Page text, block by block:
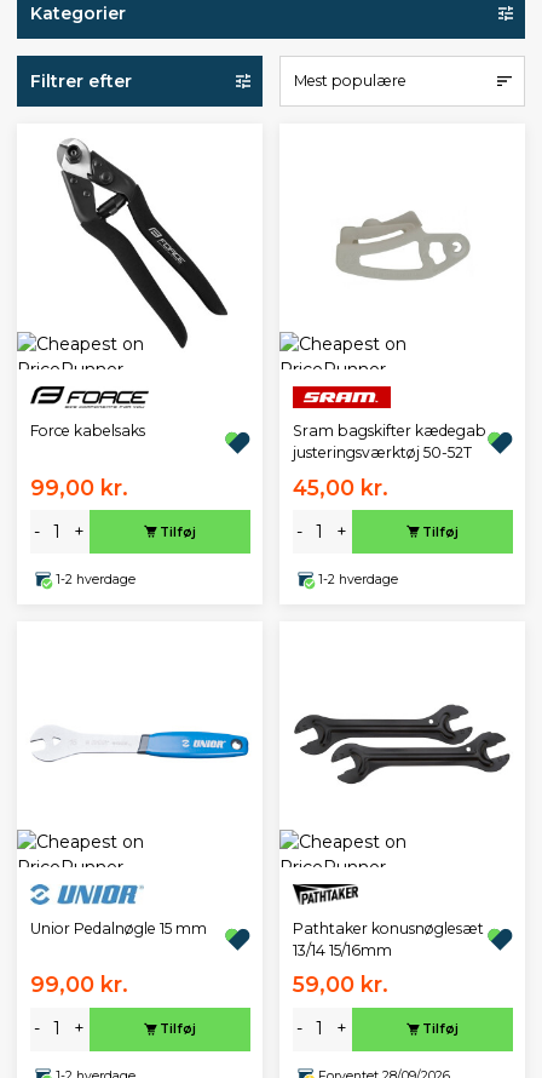
Kategorier
Filtrer efter Mest populære
Force kabelsaks
99,00 kr.
- + Tilføj
1-2 hverdage
Sram bagskifter kædegab
justeringsværktøj 50-52T
45,00 kr.
- + Tilføj
1-2 hverdage
Unior Pedalnøgle 15 mm
99,00 kr.
- + Tilføj
Pathtaker konusnøglesæt
13/14 15/16mm
59,00 kr.
- + Tilføj